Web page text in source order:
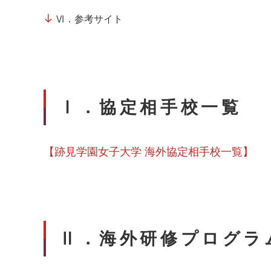
Ⅵ．参考サイト
Ⅰ．協定相手校一覧
【跡見学園女子大学 海外協定相手校一覧】
Ⅱ．海外研修プログラ